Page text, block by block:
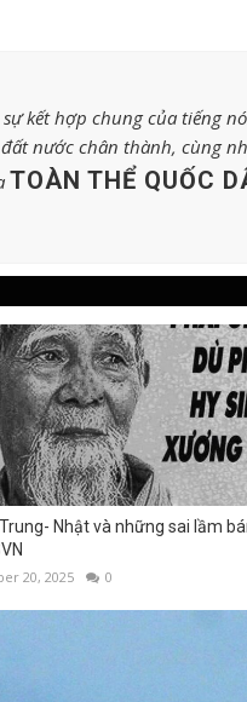
kết hợp chung của tiếng
nước chân thành, cùng
TOÀN THỂ QUỐC
Nhật và những sai lầm
20, 2025 0